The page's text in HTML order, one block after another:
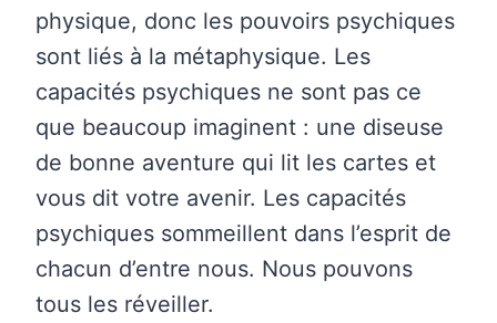
physique, donc les pouvoirs psychiques
sont liés à la métaphysique. Les
capacités psychiques ne sont pas ce
que beaucoup imaginent : une diseuse
de bonne aventure qui lit les cartes et
vous dit votre avenir. Les capacités
psychiques sommeillent dans l’esprit de
chacun d’entre nous. Nous pouvons
tous les réveiller.